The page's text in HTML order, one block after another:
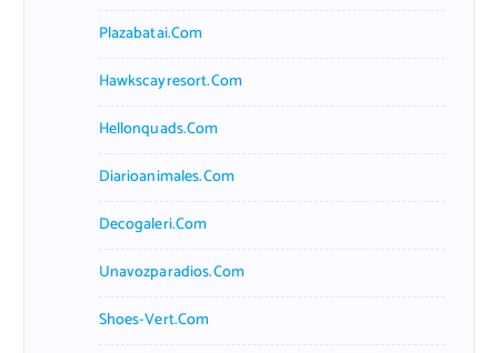
Plazabatai.com
Hawkscayresort.com
Hellonquads.com
Diarioanimales.com
Decogaleri.com
Unavozparadios.com
Shoes-Vert.com